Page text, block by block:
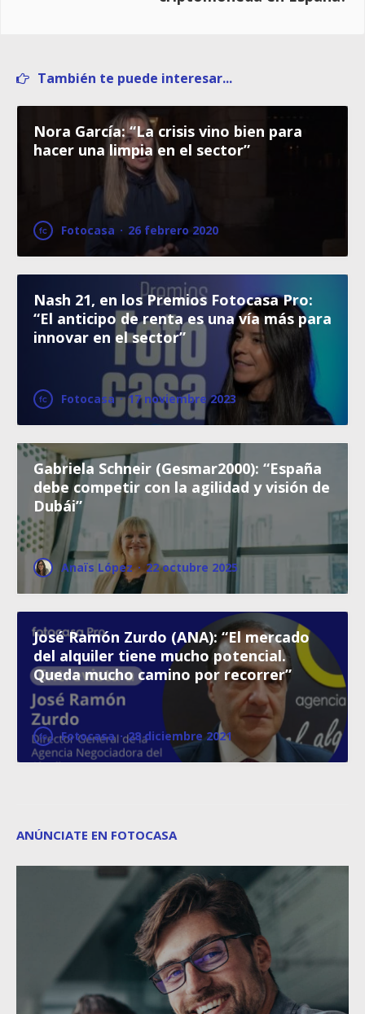
También te puede interesar...
Nora García: “La crisis vino bien para
hacer una limpia en el sector”
Fotocasa · 26 febrero 2020
Nash 21, en los Premios Fotocasa Pro:
“El anticipo de renta es una vía más para
innovar en el sector”
Fotocasa · 17 noviembre 2023
Gabriela Schneir (Gesmar2000): “España
debe competir con la agilidad y visión de
Dubái”
Anaïs López · 22 octubre 2025
José Ramón Zurdo (ANA): “El mercado
del alquiler tiene mucho potencial.
Queda mucho camino por recorrer”
Fotocasa · 28 diciembre 2021
ANÚNCIATE EN FOTOCASA